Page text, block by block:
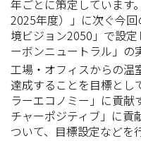
年ごとに策定しています
2025年度）」に次ぐ今
境ビジョン2050」で設
ーボンニュートラル」の
工場・オフィスからの温
達成することを目標とし
ラーエコノミー」に貢献
チャーポジティブ」に貢
ついて、目標設定などを